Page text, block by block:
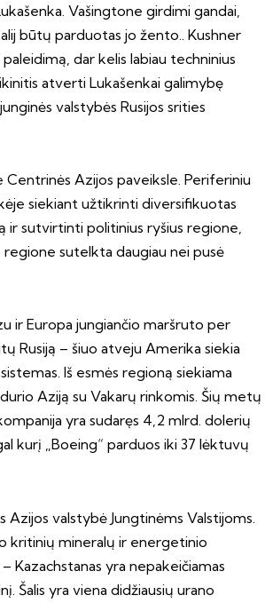
Vašingtone girdimi gandai,
būtų parduotas jo žento.. Kushner
dar kelis labiau techninius
atverti Lukašenkai galimybę
valstybės Rusijos srities
Centrinės Azijos paveiksle. Periferiniu
siekiant užtikrinti diversifikuotas
sutvirtinti politinius ryšius regione,
regione sutelkta daugiau nei pusė
ir Europa jungiančio maršruto per
Rusiją – šiuo atveju Amerika siekia
Iš esmės regioną siekiama
Aziją su Vakarų rinkomis. Šių metų
yra sudaręs 4,2 mlrd. dolerių
kurį „Boeing“ parduos iki 37 lėktuvų
Azijos valstybė Jungtinėms Valstijoms.
kritinių mineralų ir energetinio
Kazachstanas yra nepakeičiamas
Šalis yra viena didžiausių urano